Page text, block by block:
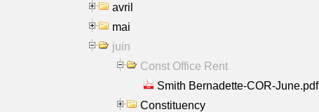
avril
mai
juin
Const Office Rent
Smith Bernadette-COR-June.pdf
Constituency